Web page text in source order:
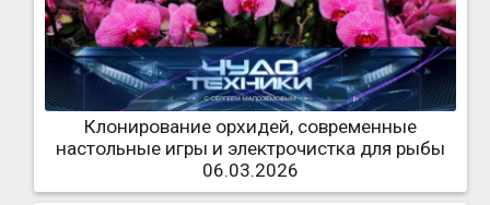
Клонирование орхидей, современные
настольные игры и электрочистка для рыбы
06.03.2026